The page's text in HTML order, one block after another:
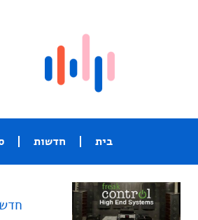
בית חדשות